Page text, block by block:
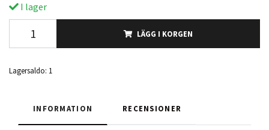
I lager
LÄGG I KORGEN
Lagersaldo: 1
INFORMATION RECENSIONER